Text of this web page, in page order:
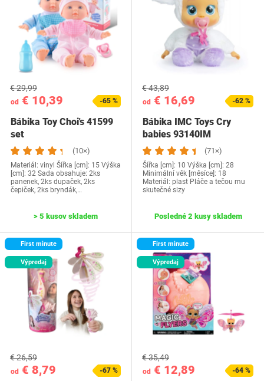
od € 10,39
€ 29,99
-65 %
Bábika Toy Choi's 41599
set
(10×)
Materiál: vinyl Šířka [cm]: 15 Výška
[cm]: 32 Sada obsahuje: 2ks
panenek, 2ks dupaček, 2ks
čepiček, 2ks bryndák,…
> 5 kusov skladem
od € 16,69
€ 43,89
-62 %
Bábika IMC Toys Cry
babies 93140IM
(71×)
Šířka [cm]: 10 Výška [cm]: 28
Minimální věk [měsíce]: 18
Materiál: plast Pláče a tečou mu
skutečné slzy
Posledné 2 kusy skladem
First minute
Výpredaj
od € 8,79
€ 26,59
-67 %
First minute
Výpredaj
od € 12,89
€ 35,49
-64 %